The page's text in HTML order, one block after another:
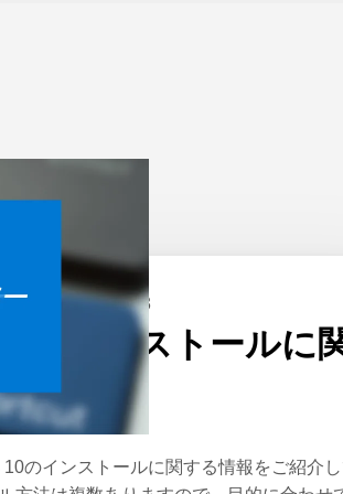
開日： 2020/06/23
のインストールに
め
のインストールに関する情報をご紹介